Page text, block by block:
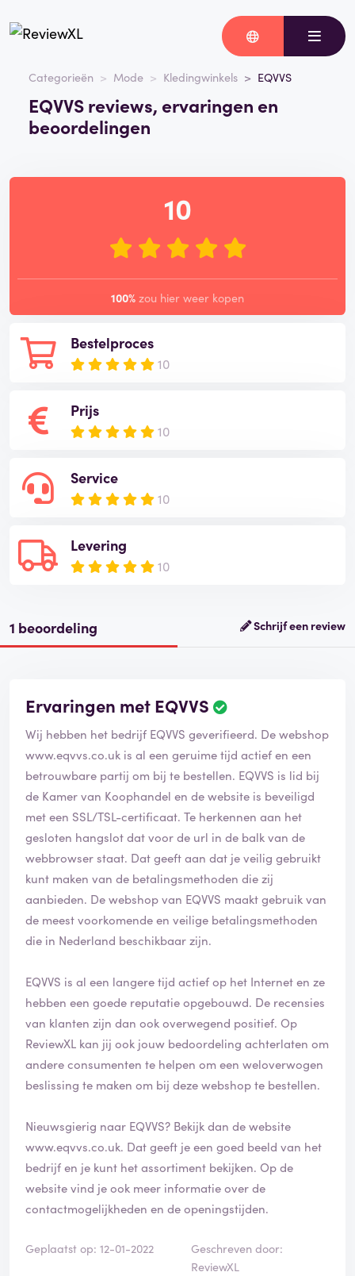
Categorieën Mode Kledingwinkels EQVVS
EQVVS reviews, ervaringen en
beoordelingen
Bestelproces
10
Prijs
10
Service
10
Levering
10
10
100% zou hier weer kopen
1 beoordeling Schrijf een review
Ervaringen met EQVVS
Wij hebben het bedrijf EQVVS geverifieerd. De webshop
www.eqvvs.co.uk is al een geruime tijd actief en een
betrouwbare partij om bij te bestellen. EQVVS is lid bij
de Kamer van Koophandel en de website is beveiligd
met een SSL/TSL-certificaat. Te herkennen aan het
gesloten hangslot dat voor de url in de balk van de
webbrowser staat. Dat geeft aan dat je veilig gebruikt
kunt maken van de betalingsmethoden die zij
aanbieden. De webshop van EQVVS maakt gebruik van
de meest voorkomende en veilige betalingsmethoden
die in Nederland beschikbaar zijn.
EQVVS is al een langere tijd actief op het Internet en ze
hebben een goede reputatie opgebouwd. De recensies
van klanten zijn dan ook overwegend positief. Op
ReviewXL kan jij ook jouw bedoordeling achterlaten om
andere consumenten te helpen om een weloverwogen
beslissing te maken om bij deze webshop te bestellen.
Nieuwsgierig naar EQVVS? Bekijk dan de website
www.eqvvs.co.uk. Dat geeft je een goed beeld van het
bedrijf en je kunt het assortiment bekijken. Op de
website vind je ook meer informatie over de
contactmogelijkheden en de openingstijden.
Geplaatst op: 12-01-2022
Geschreven door:
ReviewXL